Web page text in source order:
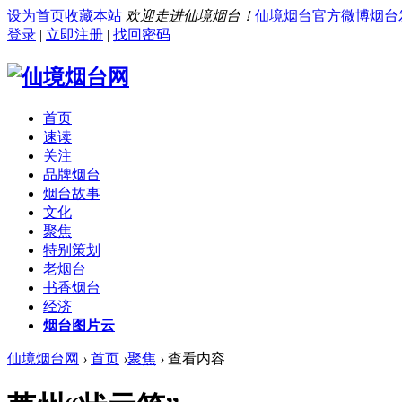
设为首页收藏本站 欢迎走进仙境烟台！ 仙境烟台官方微博烟台
登录 | 立即注册 | 找回密码
首页
速读
关注
品牌烟台
烟台故事
文化
聚焦
特别策划
老烟台
书香烟台
经济
烟台图片云
仙境烟台网 › 首页 ›聚焦 › 查看内容